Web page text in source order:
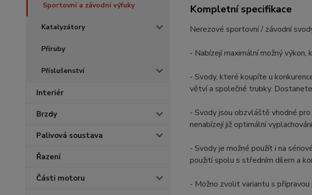
Sportovní a závodní výfuky
Katalyzátory
Příruby
Příslušenství
Interiér
Brzdy
Palivová soustava
Řazení
Části motoru
Kompletní specifikace
Nerezové sportovní / závodní
- Nabízejí maximální možný
- Svody, které koupíte u
větví a společné trubky.
- Svody jsou obzvláště vhodné
nenabízejí již optimální
- Svody je možné použít i na
použití spolu s středním dílem a
- Možno zvolit variantu s